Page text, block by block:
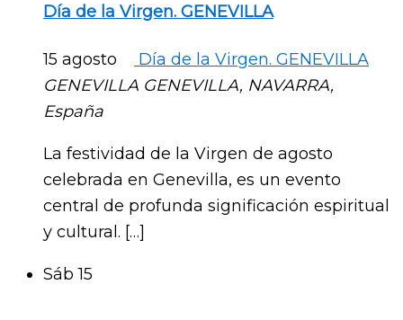
Día de la Virgen. GENEVILLA
15 agosto
Día de la Virgen. GENEVILLA
GENEVILLA GENEVILLA, NAVARRA,
España
La festividad de la Virgen de agosto
celebrada en Genevilla, es un evento
central de profunda significación espiritual
y cultural. […]
Sáb15